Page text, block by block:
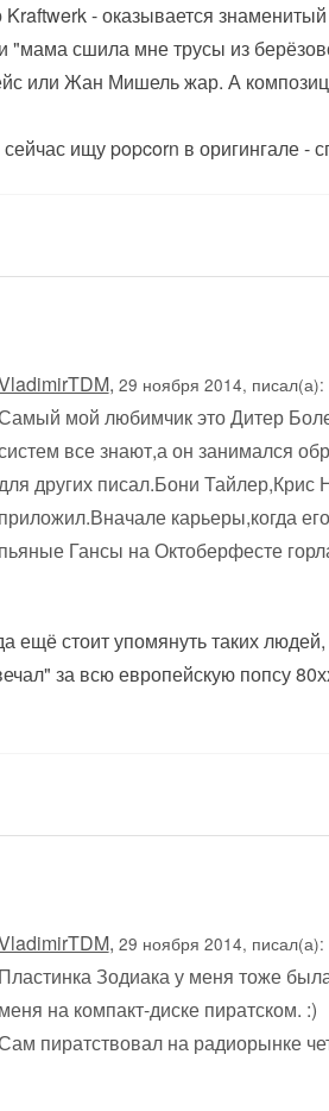
- оказывается
"мама сшила мне трусы из
или Жан Мишель жар. А
сейчас ищу popcorn в оригингале -
, 29 ноября 2014, писал(а):
мой любимчик это Дитер
все знают,а он занимался
других писал.Бони Тайлер,Крис
приложил.Вначале карьеры,когда
пьяные Гансы на Октоберфесте
ещё стоит упомянуть таких
за всю европейскую попсу
, 29 ноября 2014, писал(а):
Пластинка Зодиака у меня тоже
меня на компакт-диске пиратском. :)
пиратствовал на радиорынке